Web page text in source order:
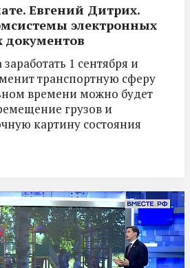
Евгений Дитрих.
электронных
документов
1 сентября и
транспортную сферу
времени можно будет
грузов и
картину состояния